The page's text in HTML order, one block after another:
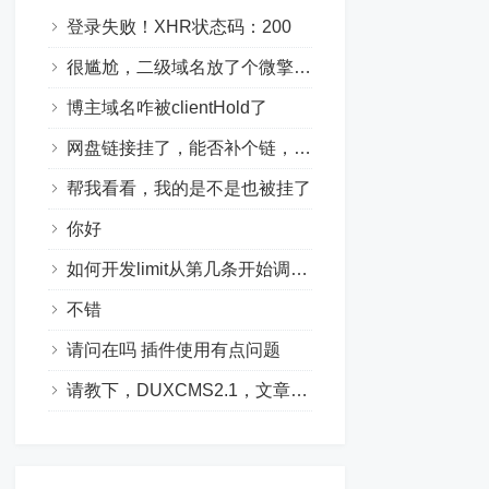
登录失败！XHR状态码：200
很尴尬，二级域名放了个微擎，就被hold了
博主域名咋被clientHold了
网盘链接挂了，能否补个链，想要学习一下这个模块怎么写的，感谢站长
帮我看看，我的是不是也被挂了
你好
如何开发limit从第几条开始调取几条
不错
请问在吗 插件使用有点问题
请教下，DUXCMS2.1，文章的自定义排序怎么写？在扩展信息里有个顺序，但不知道怎么去根据这个输出，说开启自定义排序有效...不知道在哪...order排序也只有time｜class_id ｜views 三个。